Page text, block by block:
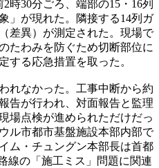
時30分ごろ、端部の15・16列
」が現れた。隣接する14列ガ
差異）が測定された。現場で
たわみを防ぐため切断部位に
する応急措置を取った。
れなかった。工事中断から約
告が行われ、対面報告と監理
場点検が進められただけだっ
ル市都市基盤施設本部内部で
ム・チュングン本部長は首都
線の「施工ミス」問題に関連